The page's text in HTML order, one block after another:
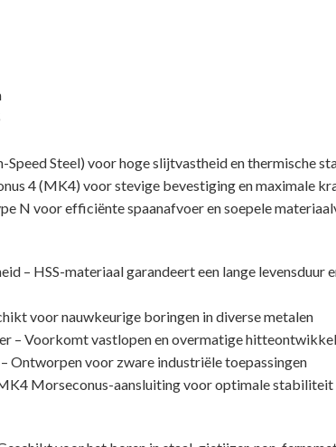
Speed Steel) voor hoge slijtvastheid en thermische
4 (MK4) voor stevige bevestiging en maximale
N voor efficiënte spaanafvoer en soepele
– HSS-materiaal garandeert een lange levensduur
voor nauwkeurige boringen in diverse metalen
– Voorkomt vastlopen en overmatige
Ontworpen voor zware industriële toepassingen
Morseconus-aansluiting voor optimale